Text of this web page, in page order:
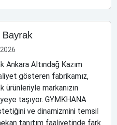
Bayrak
Ankara Altındağ Kazım
gösteren fabrikamız,
ürünleriyle markanızın
taşıyor. GYMKHANA
ve dinamizmini temsil
tanıtım faaliyetinde fark